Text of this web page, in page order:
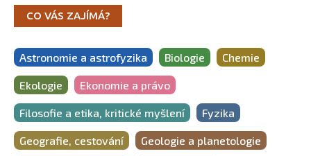
CO VÁS ZAJÍMÁ?
Astronomie a astrofyzika Biologie Chemie
Ekologie Ekonomie a právo
Filosofie a etika, kritické myšlení Fyzika
Geografie, cestování Geologie a planetologie